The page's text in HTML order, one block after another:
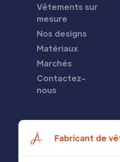
Vêtements sur
mesure
Nos designs
Matériaux
Marchés
Contactez-
nous
Fabricant de